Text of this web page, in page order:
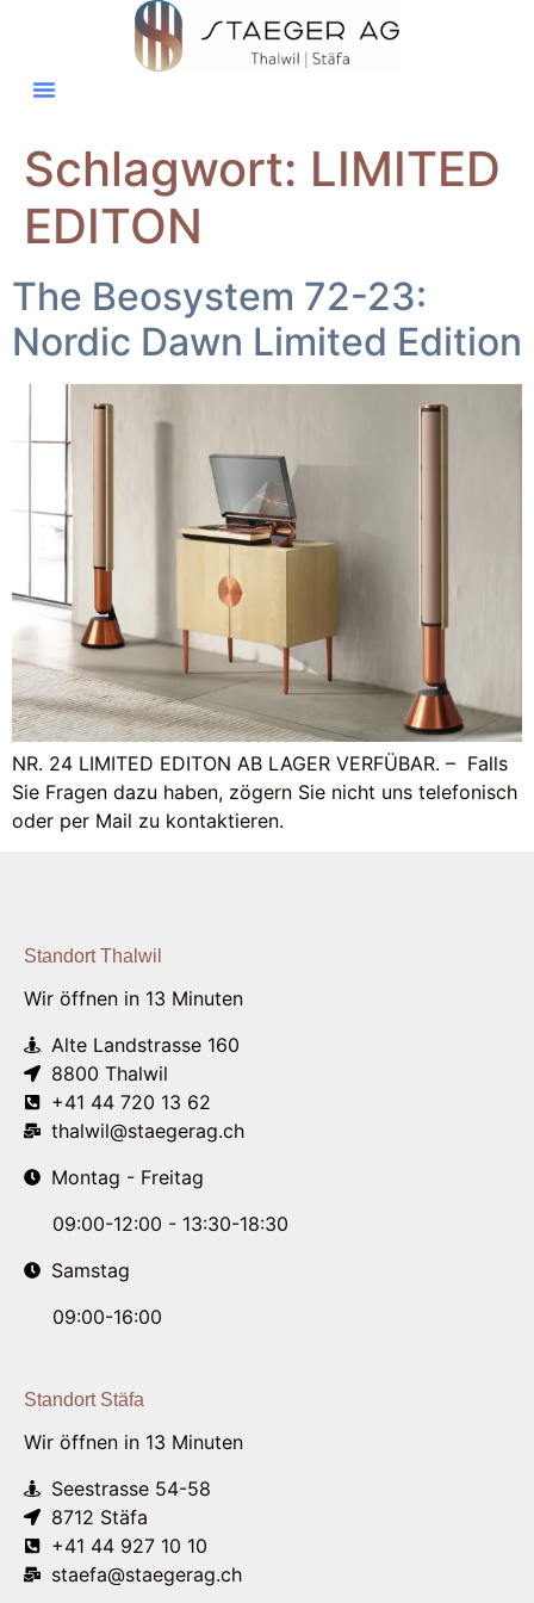
Schlagwort: LIMITED
EDITON
The Beosystem 72-23:
Nordic Dawn Limited Edition
NR. 24 LIMITED EDITON AB LAGER VERFÜBAR. – Falls
Sie Fragen dazu haben, zögern Sie nicht uns telefonisch
oder per Mail zu kontaktieren.
Standort Thalwil
Wir öffnen in 13 Minuten
Alte Landstrasse 160
8800 Thalwil
+41 44 720 13 62
thalwil@staegerag.ch
Montag - Freitag
09:00-12:00 - 13:30-18:30
Samstag
09:00-16:00
Standort Stäfa
Wir öffnen in 13 Minuten
Seestrasse 54-58
8712 Stäfa
+41 44 927 10 10
staefa@staegerag.ch